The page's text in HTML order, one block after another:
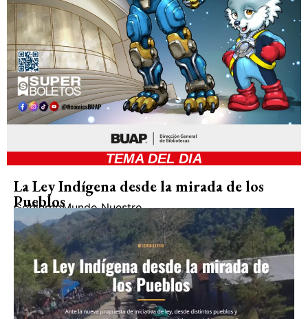
TEMA DEL DIA
La Ley Indígena desde la mirada de los
Pueblos
GobiernoMundo Nuestro